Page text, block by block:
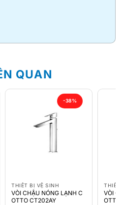
QUAN
-38%
THIẾT BỊ VỆ SINH
VÒI CHẬU NÓNG LẠNH C
OTTO CT202AY
THIẾT
VÒI
OTTO